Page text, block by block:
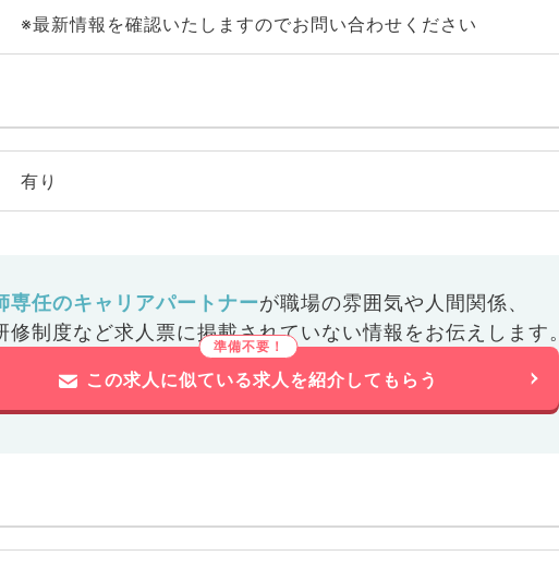
※最新情報を確認いたしますのでお問い合わせください
有り
専任のキャリアパートナーが職場の雰囲気や人間関係、
修制度など求人票に掲載されていない情報をお伝えします。
この求人に似ている求人を紹介してもらう